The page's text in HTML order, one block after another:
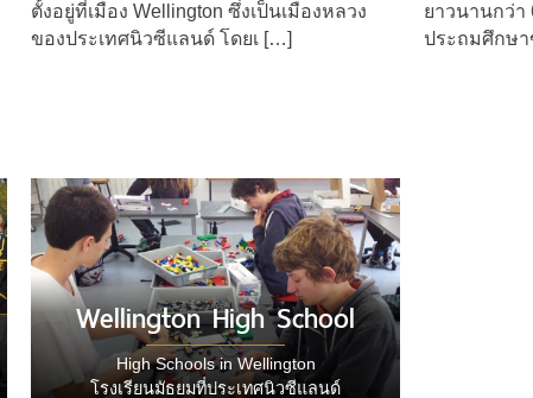
ตั้งอยู่ที่เมือง Wellington ซึ่งเป็นเมืองหลวง
ของประเทศนิวซีแลนด์ โดยเ […]
ยาวนานกว่า
ประถมศึกษ
Wellington High School
High Schools in Wellington
โรงเรียนมัธยมที่ประเทศนิวซีแลนด์